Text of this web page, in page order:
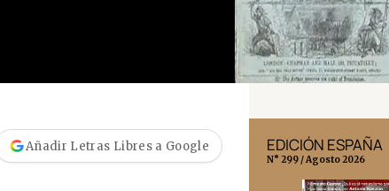
Añadir Letras Libres a Google
EDICIÓN MÉXICO
N° 332 / Agosto 2026
EDICIÓN ESPAÑA
N° 299 / Agosto 2026